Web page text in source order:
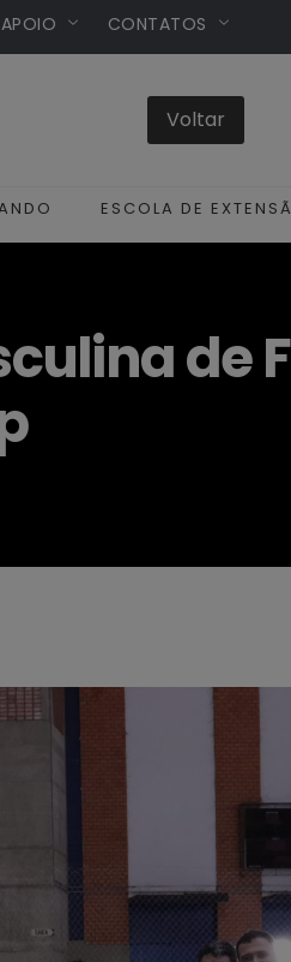
APOIO CONTATOS
ESCOLA DE
de